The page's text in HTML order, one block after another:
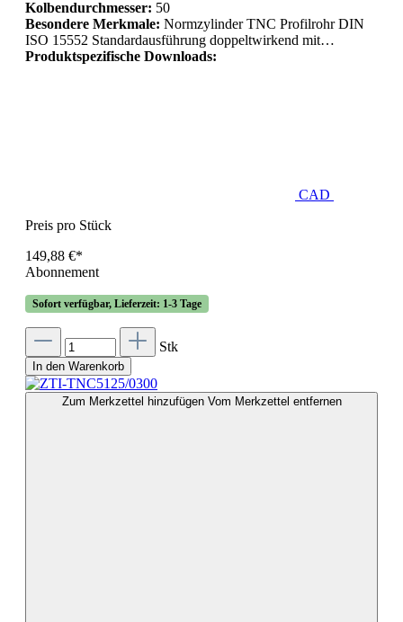
Kolbendurchmesser: 50
Besondere Merkmale: Normzylinder TNC Profilrohr DIN
ISO 15552 Standardausführung doppeltwirkend mit…
Produktspezifische Downloads:
CAD
Preis pro Stück
149,88 €*
Abonnement
Sofort verfügbar, Lieferzeit: 1-3 Tage
Stk
In den Warenkorb
Zum Merkzettel hinzufügen Vom Merkzettel entfernen